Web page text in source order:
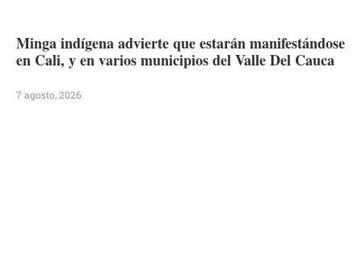
Minga indígena advierte que estarán manifestándose
en Cali, y en varios municipios del Valle Del Cauca
7 agosto, 2026